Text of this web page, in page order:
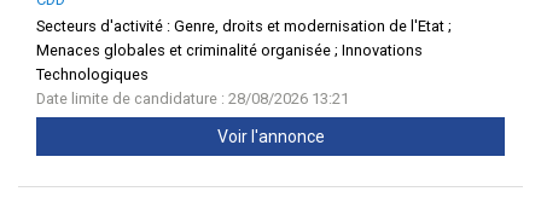
Secteurs d'activité : Genre, droits et modernisation de l'Etat ;
Menaces globales et criminalité organisée ; Innovations
Technologiques
Date limite de candidature : 28/08/2026 13:21
Voir l'annonce